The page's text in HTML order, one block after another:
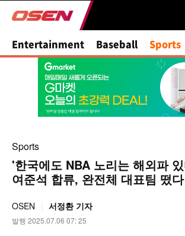
Entertainment Baseball Sports
Sports
'한국에도 NBA 노리는 해외파
여준석 합류, 완전체 대표팀 떴다
OSEN 서정환 기자
발행 2025.07.06 07: 25